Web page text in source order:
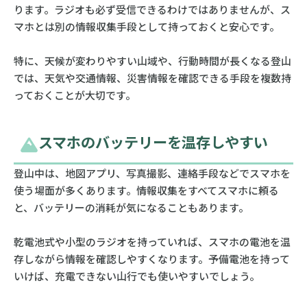
ります。ラジオも必ず受信できるわけではありませんが、ス
マホとは別の情報収集手段として持っておくと安心です。
特に、天候が変わりやすい山域や、行動時間が長くなる登山
では、天気や交通情報、災害情報を確認できる手段を複数持
っておくことが大切です。
スマホのバッテリーを温存しやすい
登山中は、地図アプリ、写真撮影、連絡手段などでスマホを
使う場面が多くあります。情報収集をすべてスマホに頼る
と、バッテリーの消耗が気になることもあります。
乾電池式や小型のラジオを持っていれば、スマホの電池を温
存しながら情報を確認しやすくなります。予備電池を持って
いけば、充電できない山行でも使いやすいでしょう。